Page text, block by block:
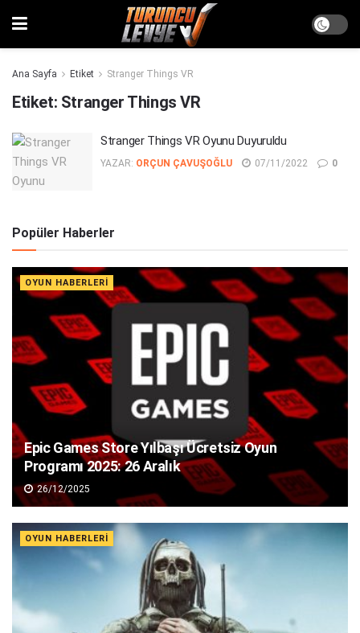
Ana Sayfa Etiket Stranger Things VR
Etiket: Stranger Things VR
Stranger Things VR Oyunu Duyuruldu
YAZAR: ORÇUN ÇAVUŞOĞLU 07/11/2022 0
Popüler Haberler
OYUN HABERLERI
Epic Games Store Yılbaşı Ücretsiz Oyun
Programı 2025: 26 Aralık
26/12/2025
OYUN HABERLERI